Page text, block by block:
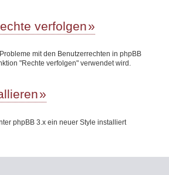
verfolgen
mit den Benutzerrechten in phpBB
"Rechte verfolgen" verwendet wird.
phpBB 3.x ein neuer Style installiert